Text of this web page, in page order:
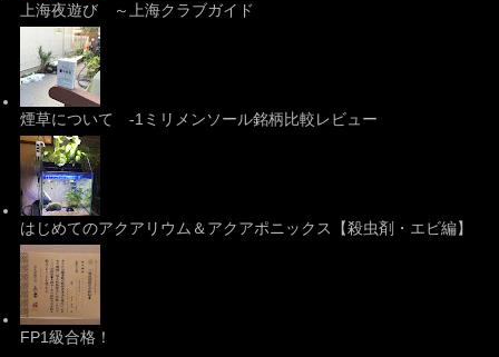
上海夜遊び ～上海クラブガイド
煙草について -1ミリメンソール銘柄比較レビュー
はじめてのアクアリウム＆アクアポニックス【殺虫剤・エビ編】
FP1級合格！